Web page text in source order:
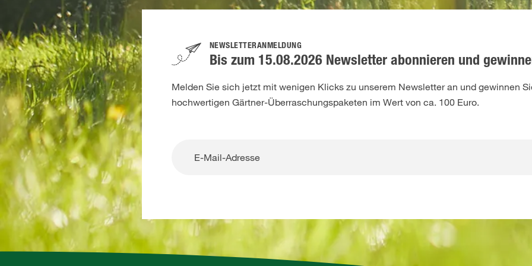
NEWSLETTERANMELDUNG
Bis zum 15.08.2026 Newsletter abonnieren und
Melden Sie sich jetzt mit wenigen Klicks zu unserem Newsletter an und gewinnen
hochwertigen Gärtner-Überraschungspaketen im Wert von ca. 100 Euro.